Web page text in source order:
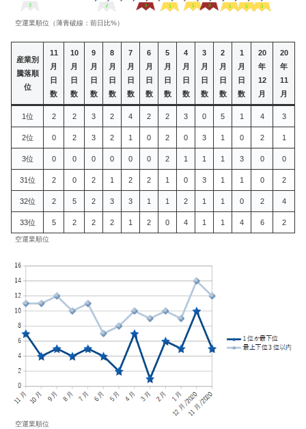
空運業順位（薄青破線：前日比%）
産業別
騰落順
位
11
月
日
数
10
月
日
数
9
月
日
数
8
月
日
数
7
月
日
数
6
月
日
数
5
月
日
数
4
月
日
数
3
月
日
数
2
月
日
数
1
月
日
数
20
年
12
月
20
年
11
月
1位 2 2 3 2 4 2 2 3 0 5 1 4 3
2位 0 2 3 2 1 0 2 0 3 1 0 2 1
3位 0 0 0 0 0 0 2 1 1 1 3 0 0
31位 2 0 2 1 2 2 1 0 3 1 1 0 2
32位 2 5 2 3 3 1 1 2 1 1 0 2 4
33位 5 2 2 2 1 2 0 4 1 1 4 6 2
空運業順位
空運業順位